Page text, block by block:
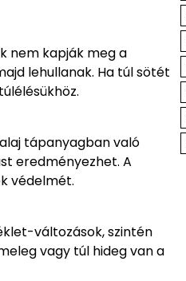
nem kapják meg a
lehullanak. Ha túl sötét
tápanyagban való
eredményezhet. A
védelmét.
változások, szintén
vagy túl hideg van a